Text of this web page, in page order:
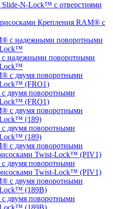
N-Lock™ с отверстиями
Крепления RAM® с
надежными поворотными
Lock™
двумя поворотными
(FRO1)
двумя поворотными
(189)
двумя поворотными
Twist-Lock™ (PIV1)
двумя поворотными
(189B)